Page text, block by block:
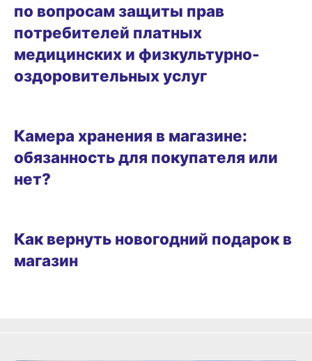
по вопросам защиты прав
потребителей платных
медицинских и физкультурно-
оздоровительных услуг
Камера хранения в магазине:
обязанность для покупателя или
нет?
Как вернуть новогодний подарок в
магазин